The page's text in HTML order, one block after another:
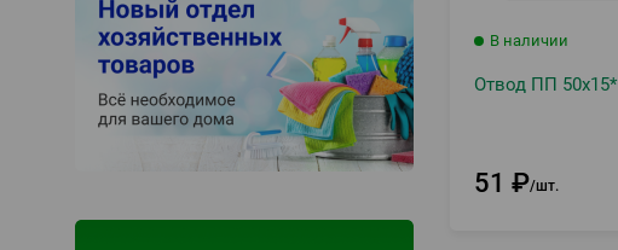
В наличии
Отвод ПП 50х15*
51 ₽ шт.